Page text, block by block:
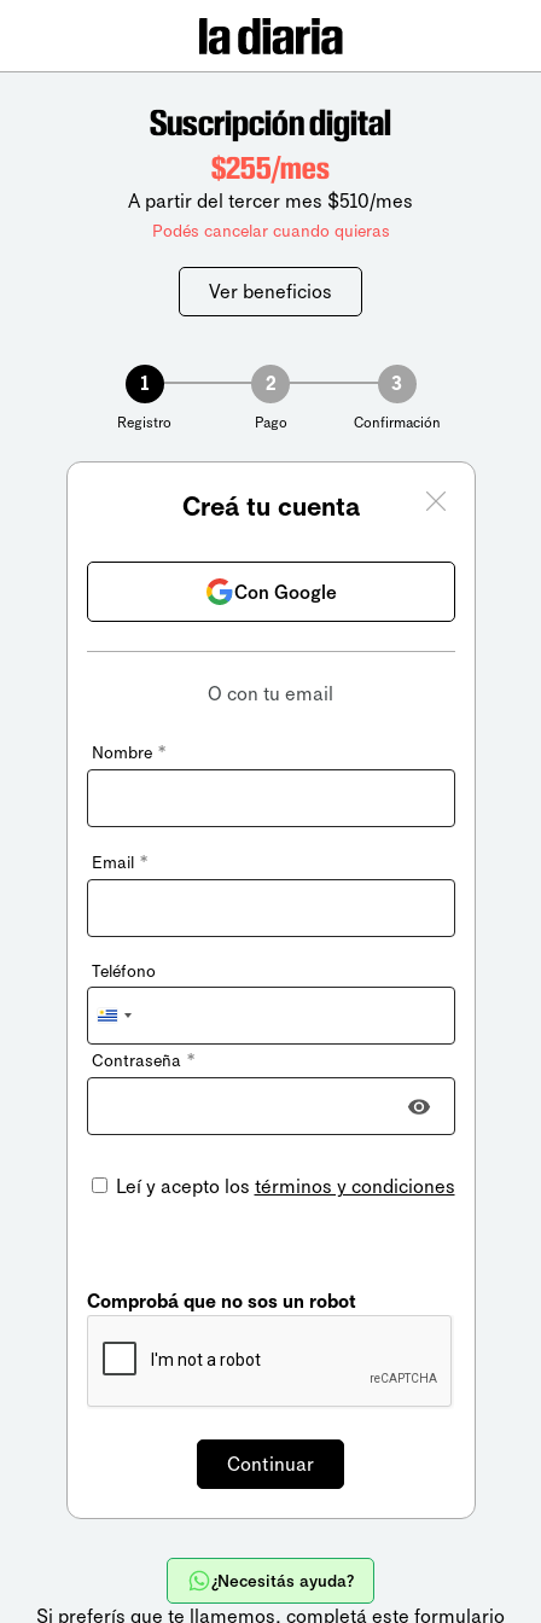
Suscripción digital
$255/mes
A partir del tercer mes $510/mes
Podés cancelar cuando quieras
Ver beneficios
1
Registro
2
Pago
3
Confirmación
Creá tu cuenta
Con Google
O con tu email
Nombre *
Email *
Teléfono
Uruguay
+598
Contraseña *
Leí y acepto los términos y condiciones
Comprobá que no sos un robot
¿Necesitás ayuda?
Si preferís que te llamemos, completá este formulario